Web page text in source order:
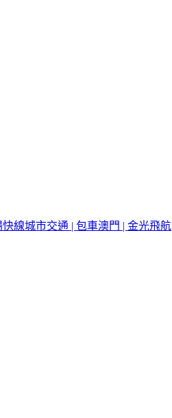
快線城市交通 | 包車澳門 | 金光飛航